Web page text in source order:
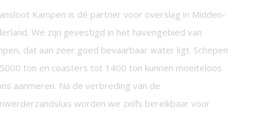
Kampen is dé partner voor overslag in Midden-
We zijn gevestigd in het havengebied van
dat aan zeer goed bevaarbaar water ligt. Schepen
ton en coasters tot 1400 ton kunnen moeiteloos
aanmeren. Na de verbreding van de
worden we zelfs bereikbaar voor